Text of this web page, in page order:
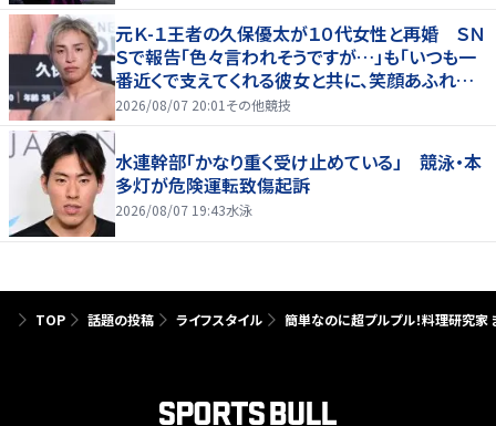
元Ｋ-１王者の久保優太が１０代女性と再婚 ＳＮ
Ｓで報告「色々言われそうですが…」も「いつも一
番近くで支えてくれる彼女と共に、笑顔あふれる
家庭を築いていきたい」
2026/08/07 20:01 その他競技
水連幹部「かなり重く受け止めている」 競泳・本
多灯が危険運転致傷起訴
2026/08/07 19:43水泳
TOP 話題の投稿 ライフスタイル 簡単なのに超プルプル！料理研究家